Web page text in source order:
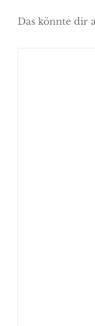
Das könnte dir